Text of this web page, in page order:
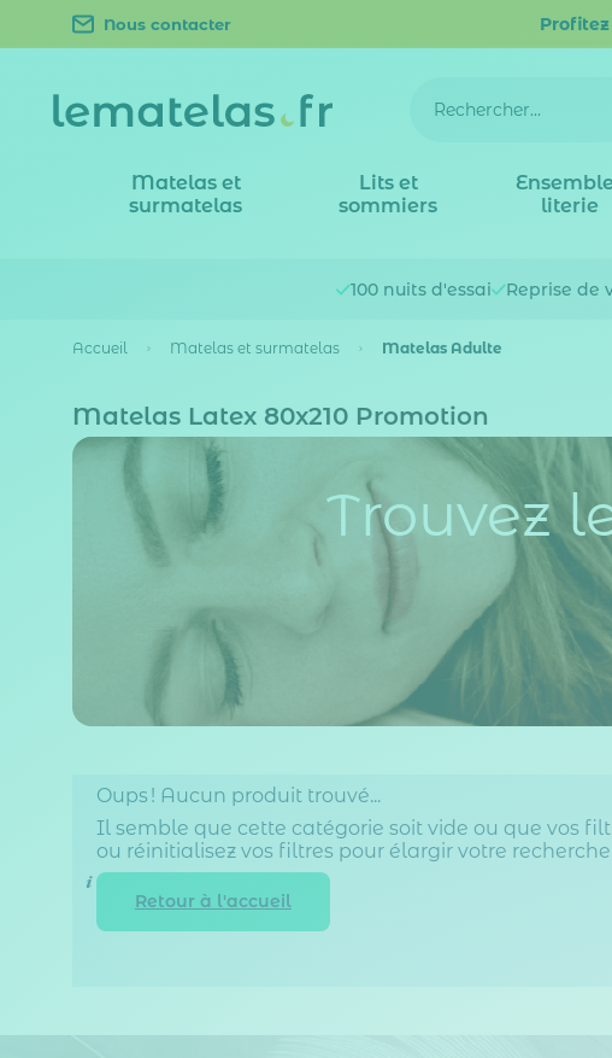
Nous contacter
Matelas et
surmatelas
Lits et
sommiers
literie
100 nuits d'essai Reprise de
Accueil Matelas et surmatelas Matelas Adulte
Matelas Latex 80x210 Promotion
Trouvez
Oups ! Aucun produit trouvé...
Il semble que cette catégorie soit vide ou que vos
ou réinitialisez vos filtres pour élargir votre
Retour à l'accueil